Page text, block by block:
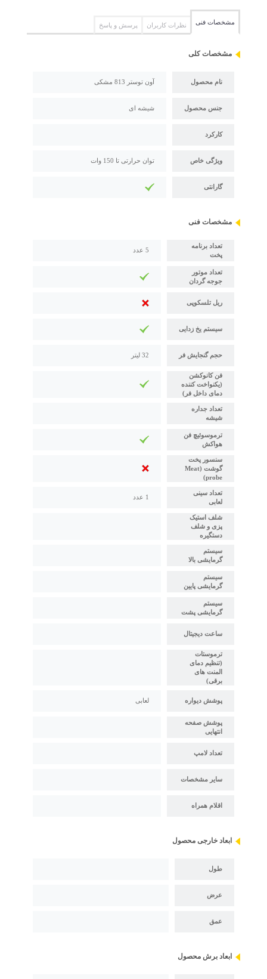
مشخصات فنی نظرات کاربران پرسش و پاسخ
مشخصات کلی
نام محصول آون توستر 813 مشکی
جنس محصول شیشه ای
کارکرد
ویژگی خاص توان حرارتی تا 150 وات
گارانتی
مشخصات فنی
تعداد برنامه
پخت
5 عدد
تعداد موتور
جوجه گردان
ریل تلسکوپی
سیستم یخ زدایی
حجم گنجایش فر 32 لیتر
فن کانوکشن
(یکنواخت کننده
دمای داخل فر)
تعداد جداره
شیشه
ترموسوئیچ فن
هواکش
سنسور پخت
گوشت (Meat
probe)
تعداد سینی
لعابی
1 عدد
شلف استیک
پزی و شلف
دستگیره
سیستم
گرمایشی بالا
سیستم
گرمایشی پایین
سیستم
گرمایشی پشت
ساعت دیجیتال
ترموستات
(تنظیم دمای
المنت های
برقی)
پوشش دیواره لعابی
پوشش صفحه
انتهایی
تعداد لامپ
سایر مشخصات
اقلام همراه
ابعاد خارجی محصول
طول
عرض
عمق
ابعاد برش محصول